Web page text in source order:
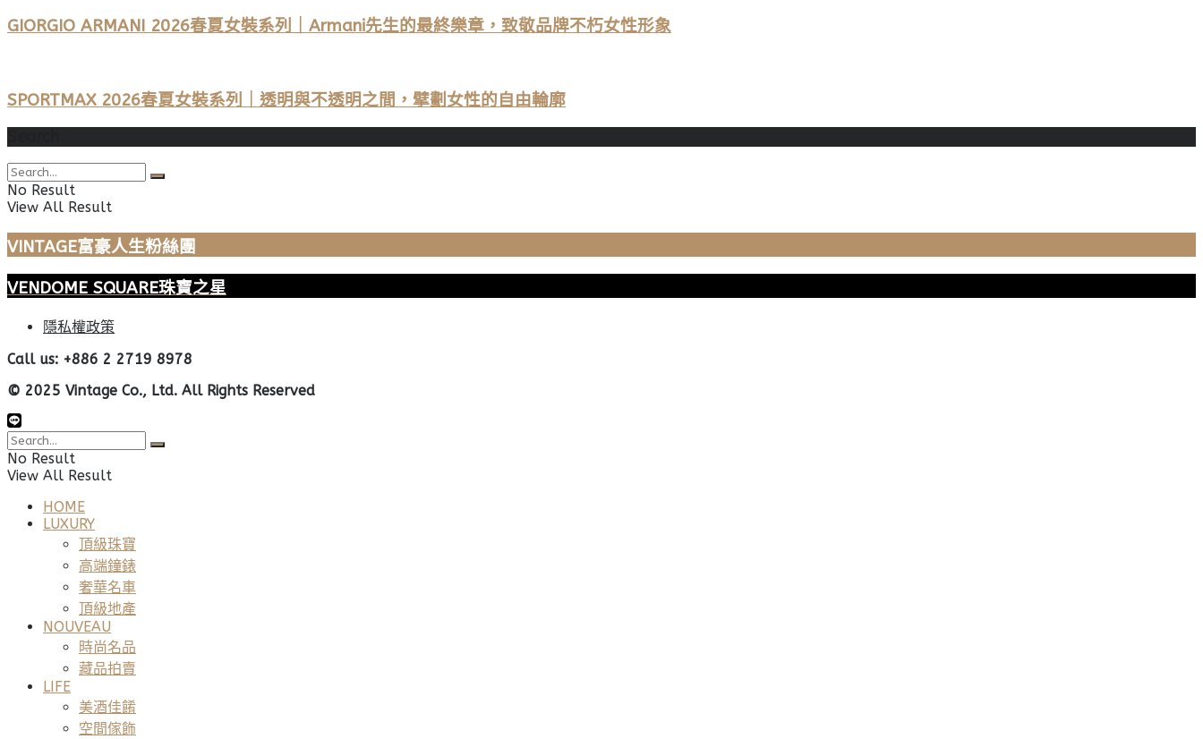
GIORGIO ARMANI 2026春夏女裝系列｜Armani先生的最終樂章，致敬品牌不朽女性形象
SPORTMAX 2026春夏女裝系列｜透明與不透明之間，擘劃女性的自由輪廓
No Result
View All Result
VINTAGE富豪人生粉絲團
VENDOME SQUARE珠寶之星
隱私權政策
Call us: +886 2 2719 8978
© 2025 Vintage Co., Ltd. All Rights Reserved
No Result
View All Result
HOME
LUXURY
頂級珠寶
高端鐘錶
奢華名車
頂級地產
NOUVEAU
時尚名品
藏品拍賣
LIFE
美酒佳餚
空間傢飾